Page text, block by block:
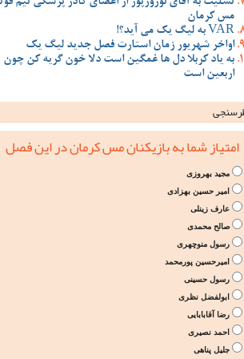
مس کرمان
VAR به لیگ یک می آید؟!
اواخر شهریور زمان استارت فصل جدید لیگ یک
به یاد کربلا دل ها غمگین است دلا خون گریه کن چون
اربعین است
امتیاز شما به بازیکنان مس کرمان در این فصل
مجید بهروزی
امیر حسین بهزادی
عارف زینلی
صالح محمدی
رسول منوچهری
امیرحسین پورمحمد
رسول حسینی
ابولفضل نظری
رضا آقابابایی
احمد نصیری
جلیل پناهی